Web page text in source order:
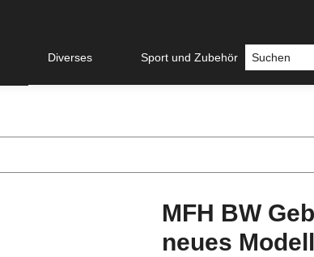
Diverses Sport und Zubehör
MFH BW
neues Modell